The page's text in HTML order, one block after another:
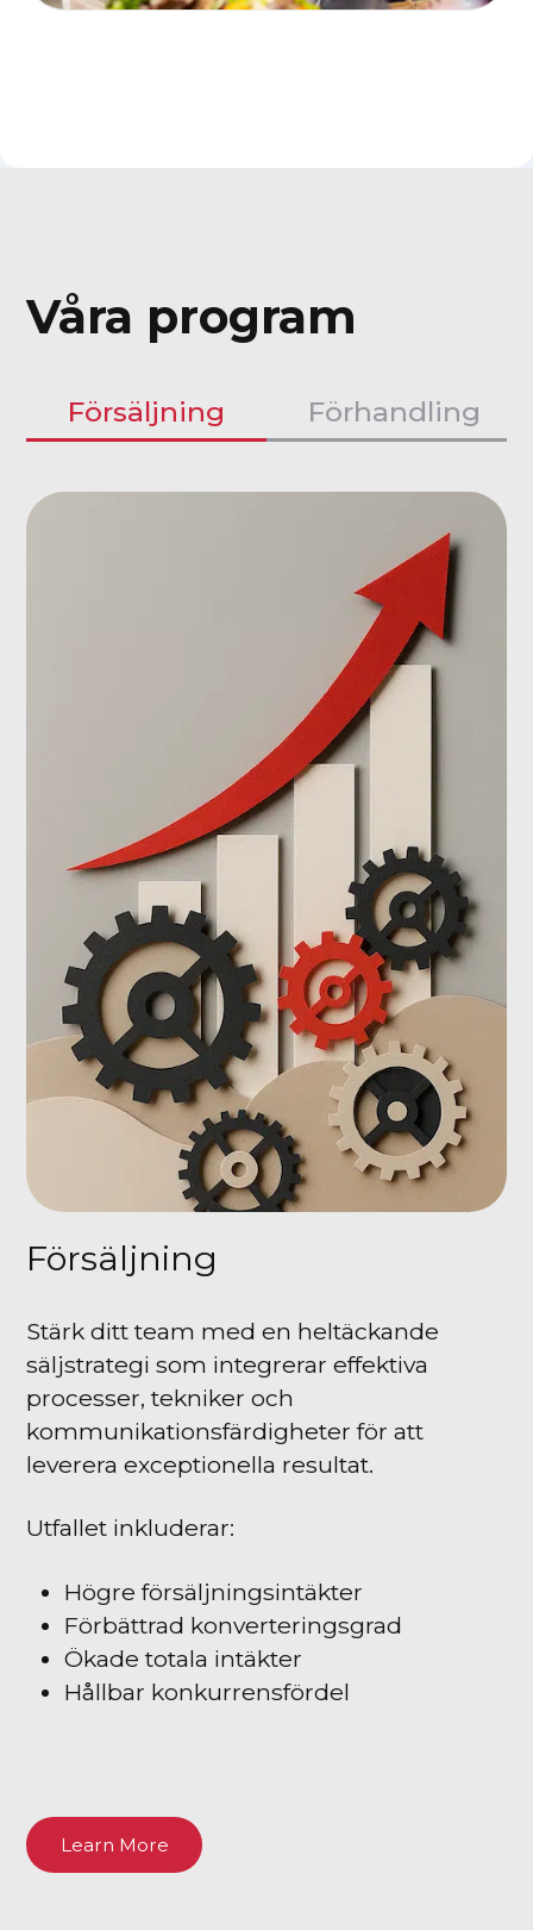
Våra program
Försäljning Förhandling
Försäljning
Stärk ditt team med en heltäckande
säljstrategi som integrerar effektiva
processer, tekniker och
kommunikationsfärdigheter för att
leverera exceptionella resultat.
Utfallet inkluderar:
Högre försäljningsintäkter
Förbättrad konverteringsgrad
Ökade totala intäkter
Hållbar konkurrensfördel
Learn More